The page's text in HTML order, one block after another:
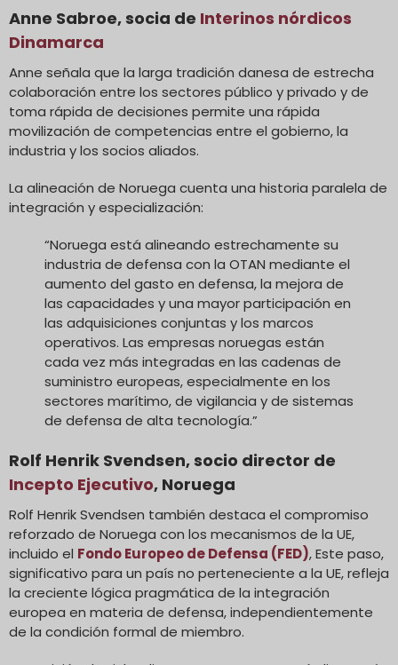
Anne Sabroe, socia de Interinos nórdicos
Dinamarca
Anne señala que la larga tradición danesa de estrecha
colaboración entre los sectores público y privado y de
toma rápida de decisiones permite una rápida
movilización de competencias entre el gobierno, la
industria y los socios aliados.
La alineación de Noruega cuenta una historia paralela de
integración y especialización:
“Noruega está alineando estrechamente su
industria de defensa con la OTAN mediante el
aumento del gasto en defensa, la mejora de
las capacidades y una mayor participación en
las adquisiciones conjuntas y los marcos
operativos. Las empresas noruegas están
cada vez más integradas en las cadenas de
suministro europeas, especialmente en los
sectores marítimo, de vigilancia y de sistemas
de defensa de alta tecnología.”
Rolf Henrik Svendsen, socio director de
Incepto Ejecutivo, Noruega
Rolf Henrik Svendsen también destaca el compromiso
reforzado de Noruega con los mecanismos de la UE,
incluido el Fondo Europeo de Defensa (FED), Este paso,
significativo para un país no perteneciente a la UE, refleja
la creciente lógica pragmática de la integración
europea en materia de defensa, independientemente
de la condición formal de miembro.